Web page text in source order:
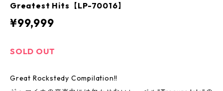
Greatest Hits【LP-70016】
¥99,999
SOLD OUT
Great Rockstedy Compilation!!